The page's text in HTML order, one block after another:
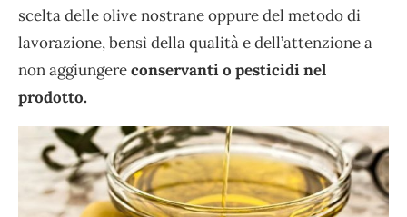
scelta delle olive nostrane oppure del metodo di
lavorazione, bensì della qualità e dell’attenzione a
non aggiungereconservanti o pesticidi nel
prodotto.